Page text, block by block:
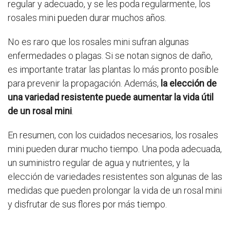
regular y adecuado, y se les poda regularmente, los
rosales mini pueden durar muchos años.
No es raro que los rosales mini sufran algunas
enfermedades o plagas. Si se notan signos de daño,
es importante tratar las plantas lo más pronto posible
para prevenir la propagación. Además, la elección de
una variedad resistente puede aumentar la vida útil
de un rosal mini.
En resumen, con los cuidados necesarios, los rosales
mini pueden durar mucho tiempo. Una poda adecuada,
un suministro regular de agua y nutrientes, y la
elección de variedades resistentes son algunas de las
medidas que pueden prolongar la vida de un rosal mini
y disfrutar de sus flores por más tiempo.